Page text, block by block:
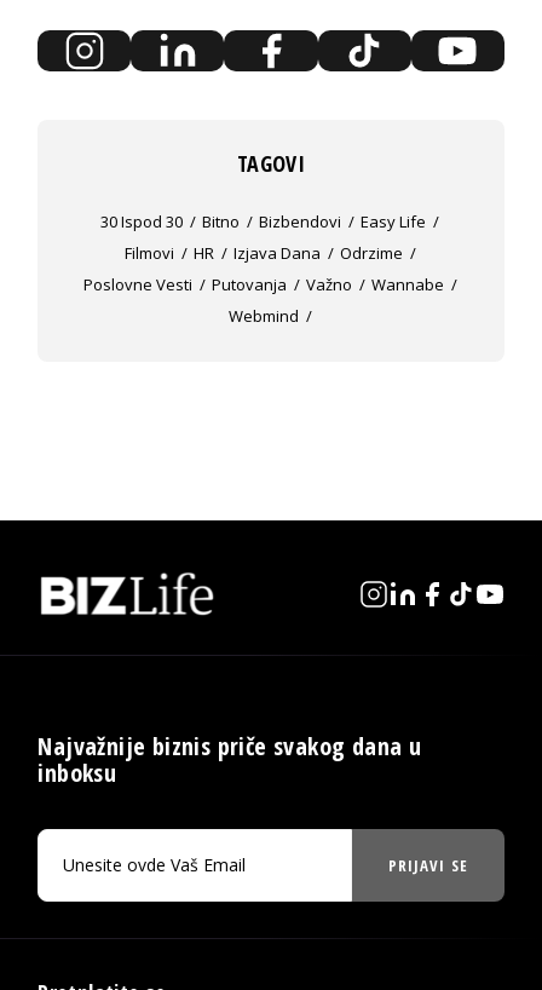
TAGOVI
30 Ispod 30 Bitno Bizbendovi
Easy Life
Filmovi
HR Izjava Dana
Odrzime
Poslovne Vesti
Putovanja Važno
Wannabe
Webmind
Najvažnije biznis priče svakog dana u
inboksu
PRIJAVI SE